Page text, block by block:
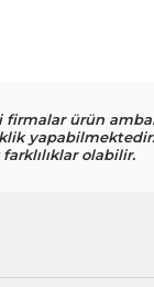
firmalar ürün
olabilir.